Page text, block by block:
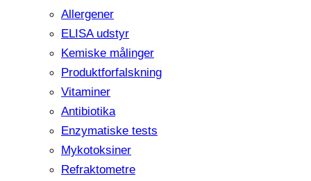
Allergener
ELISA udstyr
Kemiske målinger
Produktforfalskning
Vitaminer
Antibiotika
Enzymatiske tests
Mykotoksiner
Refraktometre